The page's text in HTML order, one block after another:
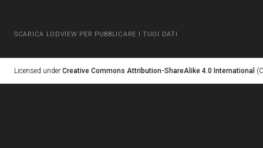
SCARICA LODVIEW PER PUBBLICARE I TUOI DATI
Licensed under Creative Commons Attribution-ShareAlike 4.0 International